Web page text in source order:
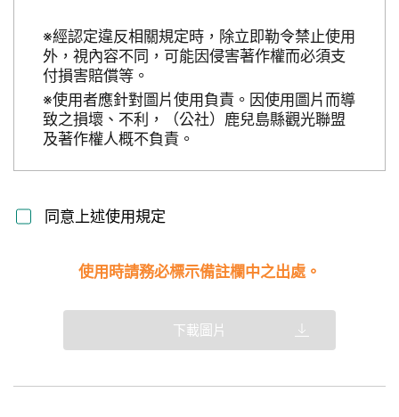
※經認定違反相關規定時，除立即勒令禁止使用
外，視內容不同，可能因侵害著作權而必須支
付損害賠償等。
※使用者應針對圖片使用負責。因使用圖片而導
致之損壞、不利，（公社）鹿兒島縣觀光聯盟
及著作權人概不負責。
同意上述使用規定
使用時請務必標示備註欄中之出處。
下載圖片